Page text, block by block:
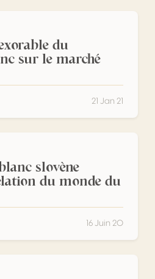
du
sur le marché
21 Jan 21
slovène
du monde du
16 Juin 20